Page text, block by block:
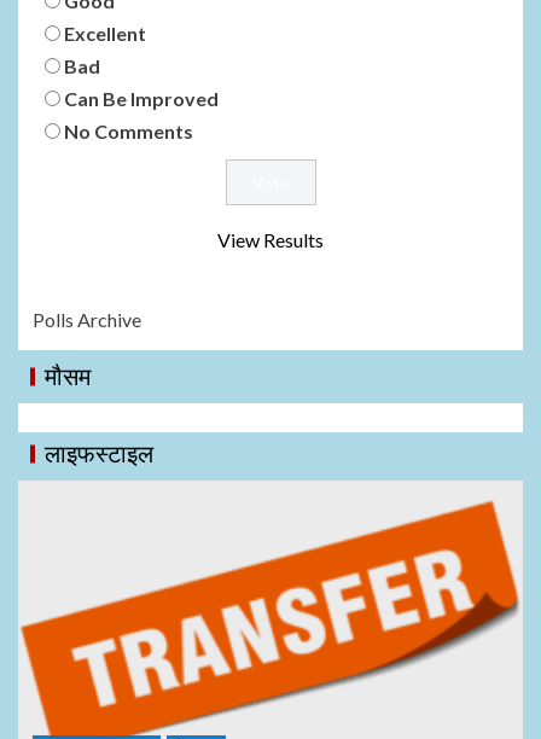
Excellent
Bad
Can Be Improved
No Comments
View Results
Polls Archive
मौसम
लाइफस्टाइल